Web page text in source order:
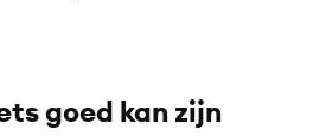
goed kan zijn